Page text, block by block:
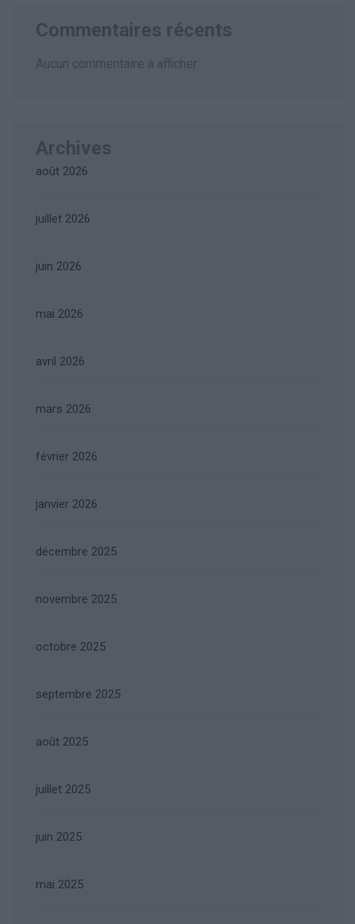
Commentaires récents
Aucun commentaire à afficher.
Archives
août 2026
juillet 2026
juin 2026
mai 2026
avril 2026
mars 2026
février 2026
janvier 2026
décembre 2025
novembre 2025
octobre 2025
septembre 2025
août 2025
juillet 2025
juin 2025
mai 2025